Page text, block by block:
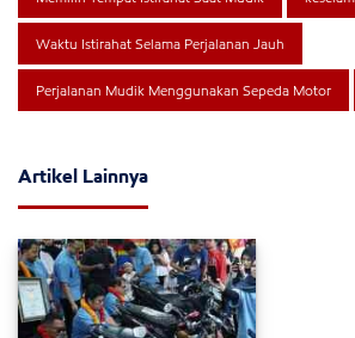
Waktu Istirahat Selama Perjalanan Jauh
Perjalanan Mudik Menggunakan Sepeda Motor
Artikel Lainnya